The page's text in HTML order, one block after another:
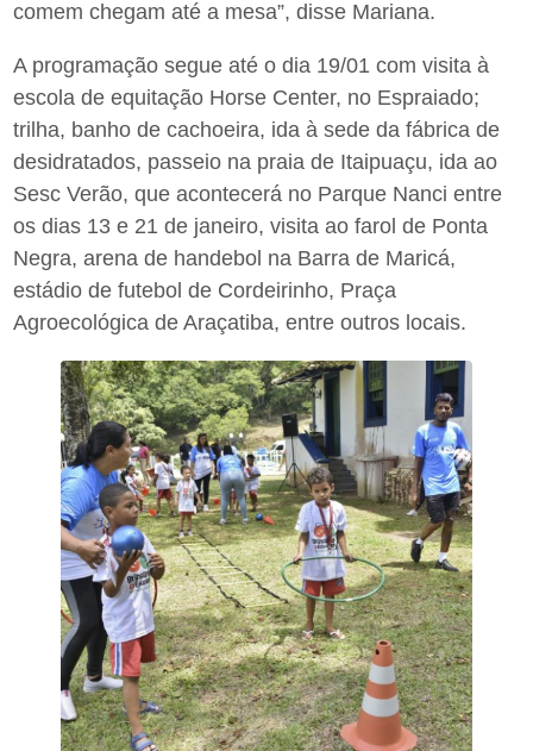
comem chegam até a mesa”, disse Mariana.
A programação segue até o dia 19/01 com visita à
escola de equitação Horse Center, no Espraiado;
trilha, banho de cachoeira, ida à sede da fábrica de
desidratados, passeio na praia de Itaipuaçu, ida ao
Sesc Verão, que acontecerá no Parque Nanci entre
os dias 13 e 21 de janeiro, visita ao farol de Ponta
Negra, arena de handebol na Barra de Maricá,
estádio de futebol de Cordeirinho, Praça
Agroecológica de Araçatiba, entre outros locais.